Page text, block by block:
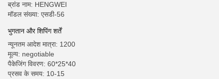
ब्रांड नाम: HENGWEI
मॉडल संख्या: एसडी-56
भुगतान और शिपिंग शर्तें
न्यूनतम आदेश मात्रा: 1200
मूल्य: negotiable
पैकेजिंग विवरण: 60*25*40
प्रसव के समय: 10-15